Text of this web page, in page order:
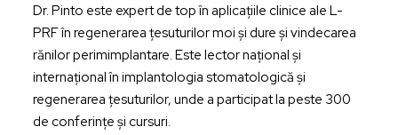
Dr. Pinto este expert de top în aplicațiile clinice ale L-
PRF în regenerarea țesuturilor moi și dure și vindecarea
rănilor perimimplantare. Este lector național și
internațional în implantologia stomatologică și
regenerarea țesuturilor, unde a participat la peste 300
de conferințe și cursuri.